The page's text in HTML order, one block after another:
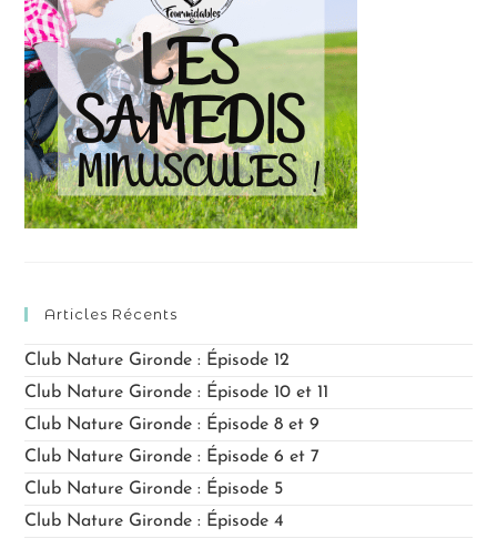
Articles Récents
Club Nature Gironde : Épisode 12
Club Nature Gironde : Épisode 10 et 11
Club Nature Gironde : Épisode 8 et 9
Club Nature Gironde : Épisode 6 et 7
Club Nature Gironde : Épisode 5
Club Nature Gironde : Épisode 4